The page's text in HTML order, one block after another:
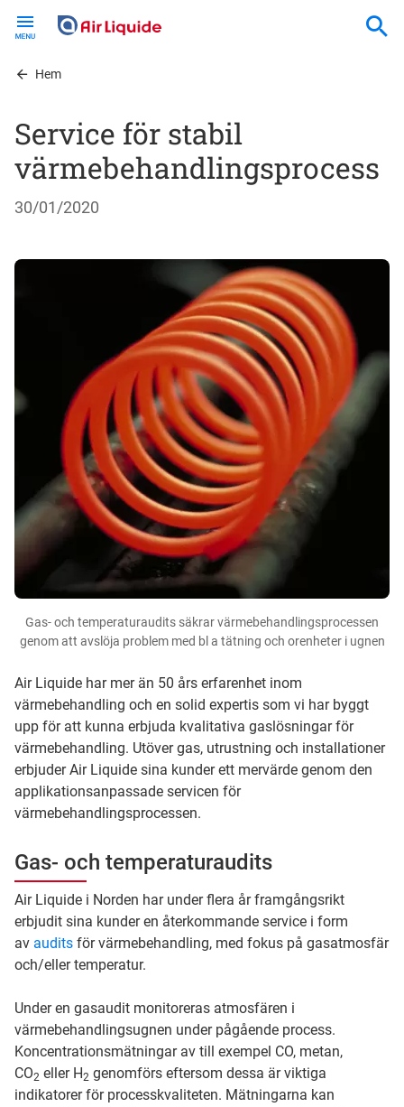
contentHem
Service för stabil
värmebehandlingsprocess
30/01/2020
Gas- och temperaturaudits säkrar värmebehandlingsprocessen
genom att avslöja problem med bl a tätning och orenheter i ugnen
Air Liquide har mer än 50 års erfarenhet inom
värmebehandling och en solid expertis som vi har byggt
upp för att kunna erbjuda kvalitativa gaslösningar för
värmebehandling. Utöver gas, utrustning och installationer
erbjuder Air Liquide sina kunder ett mervärde genom den
applikationsanpassade servicen för
värmebehandlingsprocessen.
Gas- och temperaturaudits
Air Liquide i Norden har under flera år framgångsrikt
erbjudit sina kunder en återkommande service i form
av audits för värmebehandling, med fokus på gasatmosfär
och/eller temperatur.
Under en gasaudit monitoreras atmosfären i
värmebehandlingsugnen under pågående process.
Koncentrationsmätningar av till exempel CO, metan,
CO2 eller H2 genomförs eftersom dessa är viktiga
indikatorer för processkvaliteten. Mätningarna kan